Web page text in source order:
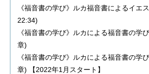
《福音書の学び》ルカ福音書によるイエ
22:34)
《福音書の学び》ルカによる福音書の学
章)
《福音書の学び》ルカによる福音書の学
章) 【2022年1月スタート】